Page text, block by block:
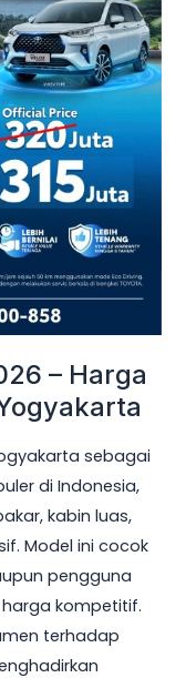
– Harga
sebagai
di Indonesia,
kabin luas,
Model ini cocok
pengguna
kompetitif.
terhadap